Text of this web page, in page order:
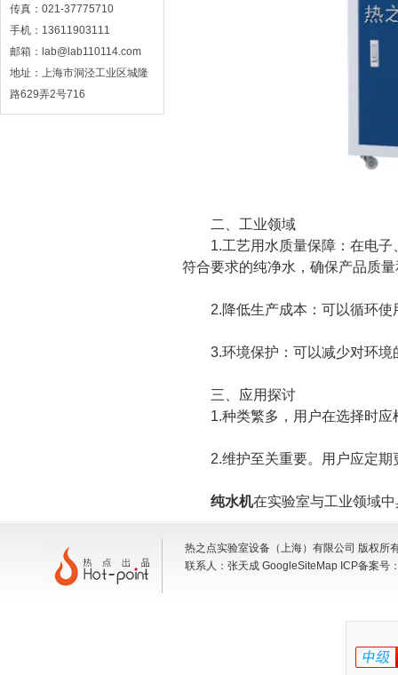
传真：021-37775710
手机：13611903111
邮箱：lab@lab110114.com
地址：上海市洞泾工业区城隆
路629弄2号716
二、工业领域
1.工艺用水质量保障：在电子
符合要求的纯净水，确保产品质
2.降低生产成本：可以循环使
3.环境保护：可以减少对环境
三、应用探讨
1.种类繁多，用户在选择时应
2.维护至关重要。用户应定期
纯水机在实验室与工业领域
热之点实验室设备（上海）有限公司 版权
联系人：张天成 GoogleSiteMap ICP备案号